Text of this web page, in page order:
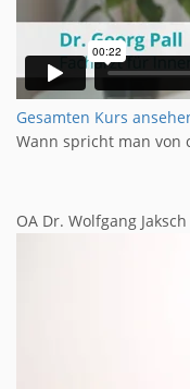
Gesamten Kurs
Wann spricht man von
OA Dr. Wolfgang Jaksch